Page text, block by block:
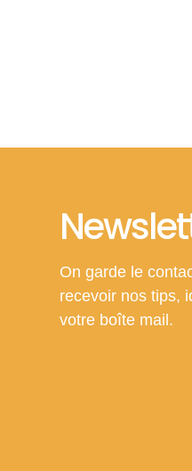
On garde le
recevoir nos tips,
votre boîte mail.